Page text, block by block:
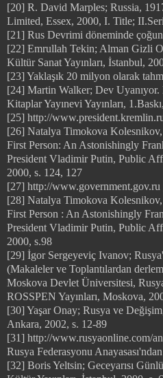
[20] R. David Marples; Russia,
Limited, Essex, 2000, I. Title;
[21] Rus Devrimi döneminde
[22] Emrullah Tekin; Alman Gizli
Kültür Sanat Yayınları, İstanbul,
[23] Yaklaşık 20 milyon olarak
[24] Martin Walker; Dev Uyanıyor.
Kitaplar Yayınevi Yayınları,
[25] http://
[26] Natalya Timokova
First Person: An Astonishingly
President Vladimir Putin, Public
2000, s. 124, 127
[27] http://
[28] Natalya Timokova
First Person : An Astonishingly
President Vladimir Putin, Public
2000, s.98
[29] İgor Sergeyeviç Ivanov;
(Makaleler ve Toplantılardan
Moskova Devlet Üniversitesi,
ROSSPEN Yayınları, Moskova,
[30] Yaşar Onay; Rusya ve
Ankara, 2002, s. 12-89
[31] http://www.rusyaonline.com/
Rusya Federasyonu Anayasası'ndan
[32] Boris Yeltsin; Geceyarısı